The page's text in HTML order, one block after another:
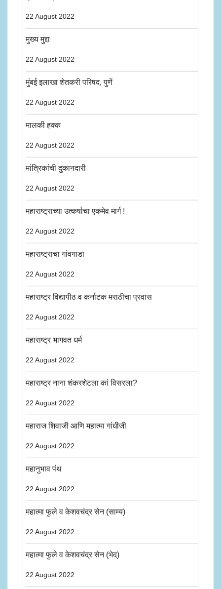
22 August 2022
मुख्य मुद्दा
22 August 2022
मुंबई इलाखा शेतकरी परिषद, पुणें
22 August 2022
मालकी हक्क
22 August 2022
मांत्रिकांची दुकानदारी
22 August 2022
महाराष्ट्राच्या उत्कर्षाचा एकमेव मार्ग !
22 August 2022
महाराष्ट्राचा गांवगाडा
22 August 2022
महाराष्ट्र विद्यापीठ व कर्नाटक मराठीचा प्रवास
22 August 2022
महाराष्ट्र भागवत धर्म
22 August 2022
महाराष्ट्र नाना शंकरशेटला कां विसरला?
22 August 2022
महाराज शिवाजी आणि महात्मा गांधीजी
22 August 2022
महानुभाव पंथ
22 August 2022
महात्मा फुले व केशवचंद्र सेन (साम्य)
22 August 2022
महात्मा फुले व केशवचंद्र सेन (भेद)
22 August 2022